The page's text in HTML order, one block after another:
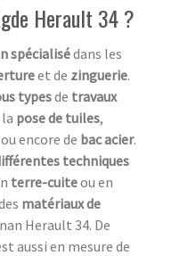
Herault 34 ?
spécialisédans les
et de zinguerie.
typesde travaux
pose de tuiles,
ou encore de bac acier.
techniques
terre-cuiteou en
matériaux de
Herault 34. De
aussi en mesure de